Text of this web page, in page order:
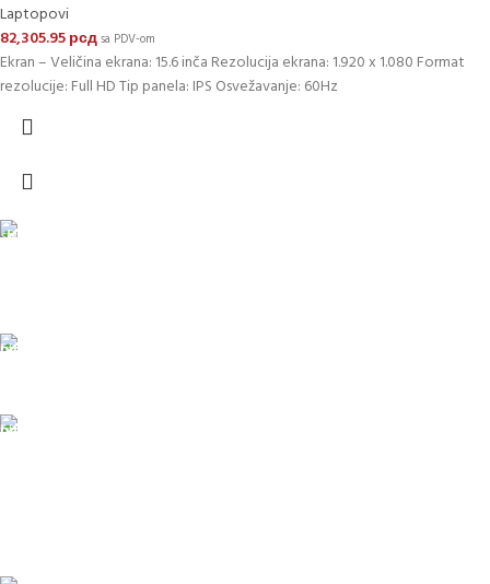
Laptopovi
82,305.95рсдsa PDV-om
Ekran – Veličina ekrana: 15.6 inča Rezolucija ekrana: 1.920 x 1.080 Format
rezolucije: Full HD Tip panela: IPS Osvežavanje: 60Hz